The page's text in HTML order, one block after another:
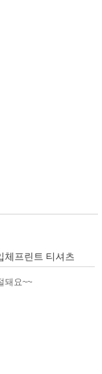
체프린트 티셔츠
돼요~~